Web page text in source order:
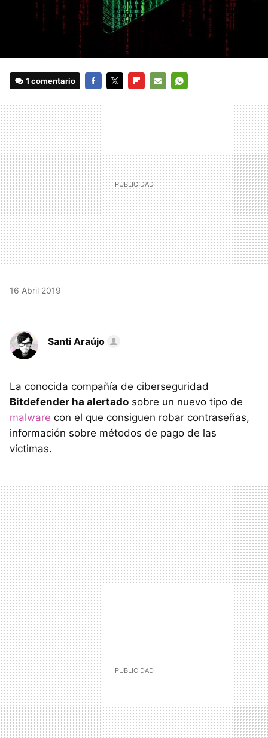
1 comentario
MAIL
16 Abril 2019
Santi Araújo
La conocida compañía de ciberseguridad
Bitdefender ha alertado sobre un nuevo tipo de
malware con el que consiguen robar contraseñas,
información sobre métodos de pago de las
víctimas.